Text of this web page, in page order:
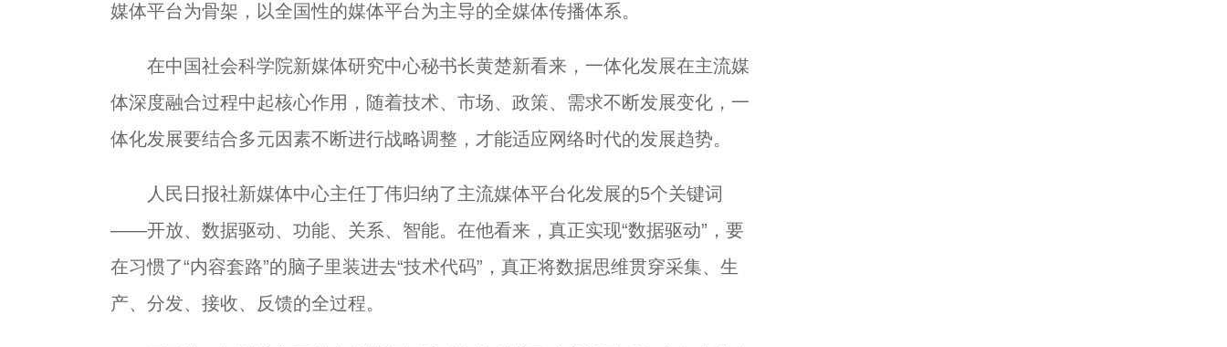
媒体平台为骨架，以全国性的媒体平台为主导的全媒体传播体系。
在中国社会科学院新媒体研究中心秘书长黄楚新看来，一体化发展在主流媒
体深度融合过程中起核心作用，随着技术、市场、政策、需求不断发展变化，一
体化发展要结合多元因素不断进行战略调整，才能适应网络时代的发展趋势。
人民日报社新媒体中心主任丁伟归纳了主流媒体平台化发展的5个关键词
——开放、数据驱动、功能、关系、智能。在他看来，真正实现“数据驱动”，要
在习惯了“内容套路”的脑子里装进去“技术代码”，真正将数据思维贯穿采集、生
产、分发、接收、反馈的全过程。